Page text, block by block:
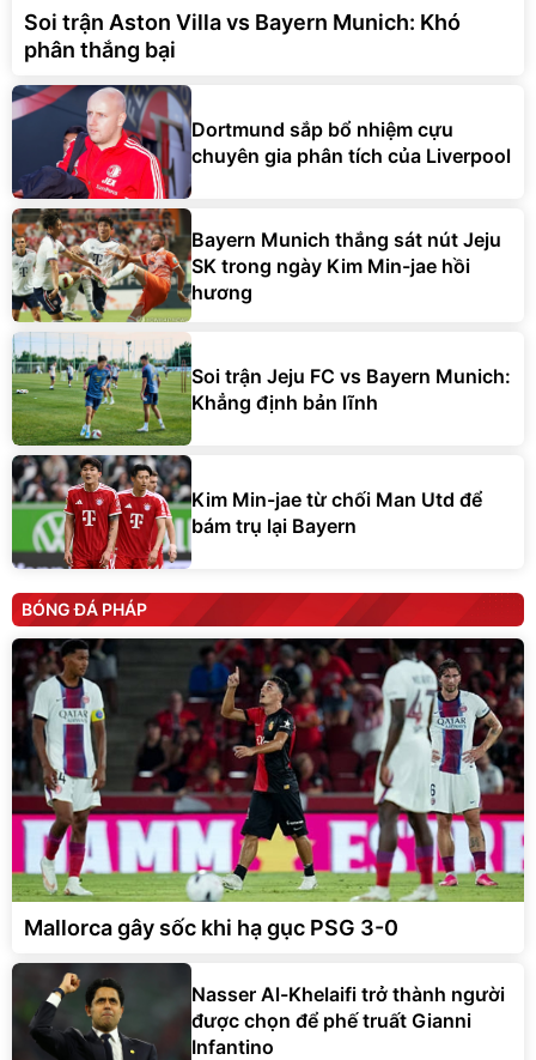
Soi trận Aston Villa vs Bayern Munich: Khó
phân thắng bại
Dortmund sắp bổ nhiệm cựu
chuyên gia phân tích của Liverpool
Bayern Munich thắng sát nút Jeju
SK trong ngày Kim Min-jae hồi
hương
Soi trận Jeju FC vs Bayern Munich:
Khẳng định bản lĩnh
Kim Min-jae từ chối Man Utd để
bám trụ lại Bayern
BÓNG ĐÁ PHÁP
Mallorca gây sốc khi hạ gục PSG 3-0
Nasser Al-Khelaifi trở thành người
được chọn để phế truất Gianni
Infantino